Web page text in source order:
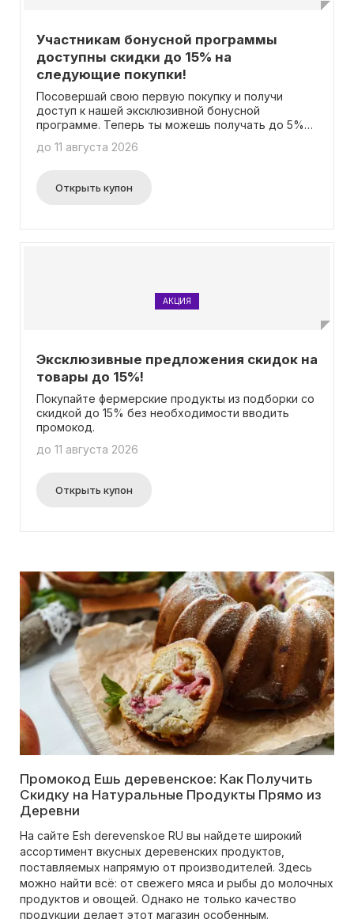
Участникам бонусной программы
доступны скидки до 15% на
следующие покупки!
Посовершай свою первую покупку и получи
доступ к нашей эксклюзивной бонусной
программе. Теперь ты можешь получать до 5%
бонусный счет. Каждый балл на счету равен 1
заработанные баллы для оплаты до 15%
стоимости последующих заказов. Важно
до 11 августа 2026
Открыть купон
АКЦИЯ
Эксклюзивные предложения скидок на
товары до 15%!
Покупайте фермерские продукты из подборки со
скидкой до 15% без необходимости вводить
промокод.
до 11 августа 2026
Открыть купон
Промокод Ешь деревенское: Как Получить
Скидку на Натуральные Продукты Прямо из
Деревни
На сайте Esh derevenskoe RU вы найдете широкий
ассортимент вкусных деревенских продуктов,
поставляемых напрямую от производителей. Здесь
можно найти всё: от свежего мяса и рыбы до молочных
продуктов и овощей. Однако не только качество
продукции делает этот магазин особенным.